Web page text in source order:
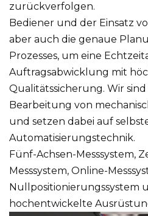
zurückverfolgen.
Bediener und der Einsatz
aber auch die genaue
Prozesses, um eine
Auftragsabwicklung mit
Qualitätssicherung. Wir
Bearbeitung von
und setzen dabei auf
Automatisierungstechnik.
Fünf-Achsen-Messsystem,
Messsystem, Online-
Nullpositionierungssystem
hochentwickelte